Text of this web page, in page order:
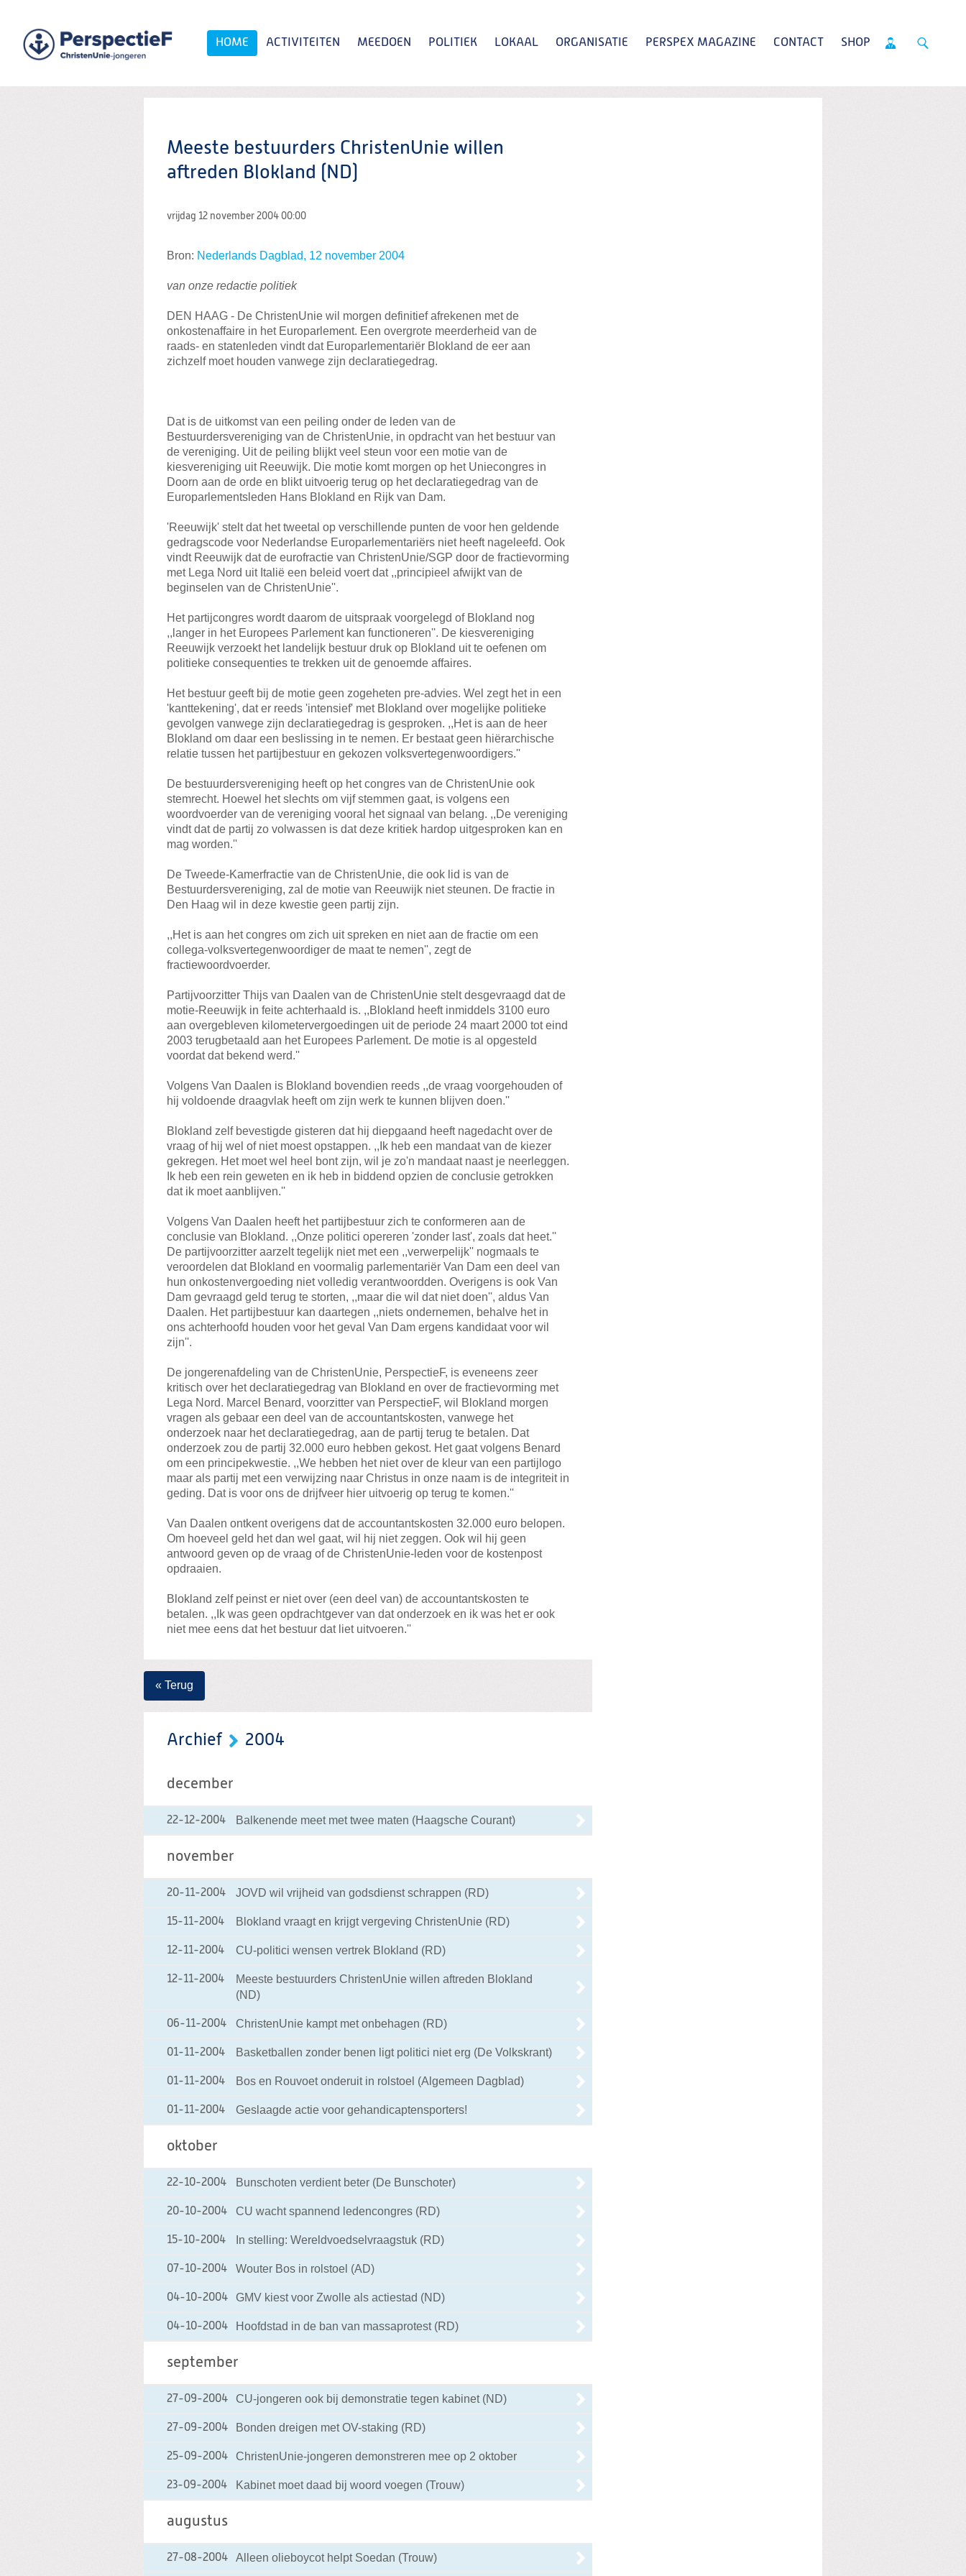
Spring
naar
HOME ACTIVITEITEN MEEDOEN POLITIEK LOKAAL ORGANISATIE PERSPEX MAGAZINE CONTACT SHOP
Meeste bestuurders ChristenUnie willen
aftreden Blokland (ND)
vrijdag 12 november 2004 00:00
Bron: Nederlands Dagblad, 12 november 2004
van onze redactie politiek
DEN HAAG - De ChristenUnie wil morgen definitief afrekenen met de
onkostenaffaire in het Europarlement. Een overgrote meerderheid van de
raads- en statenleden vindt dat Europarlementariër Blokland de eer aan
zichzelf moet houden vanwege zijn declaratiegedrag.
Dat is de uitkomst van een peiling onder de leden van de
Bestuurdersvereniging van de ChristenUnie, in opdracht van het bestuur van
de vereniging. Uit de peiling blijkt veel steun voor een motie van de
kiesvereniging uit Reeuwijk. Die motie komt morgen op het Uniecongres in
Doorn aan de orde en blikt uitvoerig terug op het declaratiegedrag van de
Europarlementsleden Hans Blokland en Rijk van Dam.
'Reeuwijk' stelt dat het tweetal op verschillende punten de voor hen geldende
gedragscode voor Nederlandse Europarlementariërs niet heeft nageleefd. Ook
vindt Reeuwijk dat de eurofractie van ChristenUnie/SGP door de fractievorming
met Lega Nord uit Italië een beleid voert dat ,,principieel afwijkt van de
beginselen van de ChristenUnie''.
Het partijcongres wordt daarom de uitspraak voorgelegd of Blokland nog
,,langer in het Europees Parlement kan functioneren''. De kiesvereniging
Reeuwijk verzoekt het landelijk bestuur druk op Blokland uit te oefenen om
politieke consequenties te trekken uit de genoemde affaires.
Het bestuur geeft bij de motie geen zogeheten pre-advies. Wel zegt het in een
'kanttekening', dat er reeds 'intensief' met Blokland over mogelijke politieke
gevolgen vanwege zijn declaratiegedrag is gesproken. ,,Het is aan de heer
Blokland om daar een beslissing in te nemen. Er bestaat geen hiërarchische
relatie tussen het partijbestuur en gekozen volksvertegenwoordigers.''
De bestuurdersvereniging heeft op het congres van de ChristenUnie ook
stemrecht. Hoewel het slechts om vijf stemmen gaat, is volgens een
woordvoerder van de vereniging vooral het signaal van belang. ,,De vereniging
vindt dat de partij zo volwassen is dat deze kritiek hardop uitgesproken kan en
mag worden.''
De Tweede-Kamerfractie van de ChristenUnie, die ook lid is van de
Bestuurdersvereniging, zal de motie van Reeuwijk niet steunen. De fractie in
Den Haag wil in deze kwestie geen partij zijn.
,,Het is aan het congres om zich uit spreken en niet aan de fractie om een
collega-volksvertegenwoordiger de maat te nemen'', zegt de
fractiewoordvoerder.
Partijvoorzitter Thijs van Daalen van de ChristenUnie stelt desgevraagd dat de
motie-Reeuwijk in feite achterhaald is. ,,Blokland heeft inmiddels 3100 euro
aan overgebleven kilometervergoedingen uit de periode 24 maart 2000 tot eind
2003 terugbetaald aan het Europees Parlement. De motie is al opgesteld
voordat dat bekend werd.''
Volgens Van Daalen is Blokland bovendien reeds ,,de vraag voorgehouden of
hij voldoende draagvlak heeft om zijn werk te kunnen blijven doen.''
Blokland zelf bevestigde gisteren dat hij diepgaand heeft nagedacht over de
vraag of hij wel of niet moest opstappen. ,,Ik heb een mandaat van de kiezer
gekregen. Het moet wel heel bont zijn, wil je zo'n mandaat naast je neerleggen.
Ik heb een rein geweten en ik heb in biddend opzien de conclusie getrokken
dat ik moet aanblijven.''
Volgens Van Daalen heeft het partijbestuur zich te conformeren aan de
conclusie van Blokland. ,,Onze politici opereren 'zonder last', zoals dat heet.''
De partijvoorzitter aarzelt tegelijk niet met een ,,verwerpelijk'' nogmaals te
veroordelen dat Blokland en voormalig parlementariër Van Dam een deel van
hun onkostenvergoeding niet volledig verantwoordden. Overigens is ook Van
Dam gevraagd geld terug te storten, ,,maar die wil dat niet doen'', aldus Van
Daalen. Het partijbestuur kan daartegen ,,niets ondernemen, behalve het in
ons achterhoofd houden voor het geval Van Dam ergens kandidaat voor wil
zijn''.
De jongerenafdeling van de ChristenUnie, PerspectieF, is eveneens zeer
kritisch over het declaratiegedrag van Blokland en over de fractievorming met
Lega Nord. Marcel Benard, voorzitter van PerspectieF, wil Blokland morgen
vragen als gebaar een deel van de accountantskosten, vanwege het
onderzoek naar het declaratiegedrag, aan de partij terug te betalen. Dat
onderzoek zou de partij 32.000 euro hebben gekost. Het gaat volgens Benard
om een principekwestie. ,,We hebben het niet over de kleur van een partijlogo
maar als partij met een verwijzing naar Christus in onze naam is de integriteit in
geding. Dat is voor ons de drijfveer hier uitvoerig op terug te komen.''
Van Daalen ontkent overigens dat de accountantskosten 32.000 euro belopen.
Om hoeveel geld het dan wel gaat, wil hij niet zeggen. Ook wil hij geen
antwoord geven op de vraag of de ChristenUnie-leden voor de kostenpost
opdraaien.
Blokland zelf peinst er niet over (een deel van) de accountantskosten te
betalen. ,,Ik was geen opdrachtgever van dat onderzoek en ik was het er ook
niet mee eens dat het bestuur dat liet uitvoeren.''
« Terug
Archief 2004
december
22-12-2004 Balkenende meet met twee maten (Haagsche Courant)
november
20-11-2004 JOVD wil vrijheid van godsdienst schrappen (RD)
15-11-2004 Blokland vraagt en krijgt vergeving ChristenUnie (RD)
12-11-2004 CU-politici wensen vertrek Blokland (RD)
12-11-2004
Meeste bestuurders ChristenUnie willen aftreden Blokland
(ND)
06-11-2004 ChristenUnie kampt met onbehagen (RD)
01-11-2004 Basketballen zonder benen ligt politici niet erg (De Volkskrant)
01-11-2004 Bos en Rouvoet onderuit in rolstoel (Algemeen Dagblad)
01-11-2004 Geslaagde actie voor gehandicaptensporters!
oktober
22-10-2004 Bunschoten verdient beter (De Bunschoter)
20-10-2004 CU wacht spannend ledencongres (RD)
15-10-2004 In stelling: Wereldvoedselvraagstuk (RD)
07-10-2004 Wouter Bos in rolstoel (AD)
04-10-2004 GMV kiest voor Zwolle als actiestad (ND)
04-10-2004 Hoofdstad in de ban van massaprotest (RD)
september
27-09-2004 CU-jongeren ook bij demonstratie tegen kabinet (ND)
27-09-2004 Bonden dreigen met OV-staking (RD)
25-09-2004 ChristenUnie-jongeren demonstreren mee op 2 oktober
23-09-2004 Kabinet moet daad bij woord voegen (Trouw)
augustus
27-08-2004 Alleen olieboycot helpt Soedan (Trouw)